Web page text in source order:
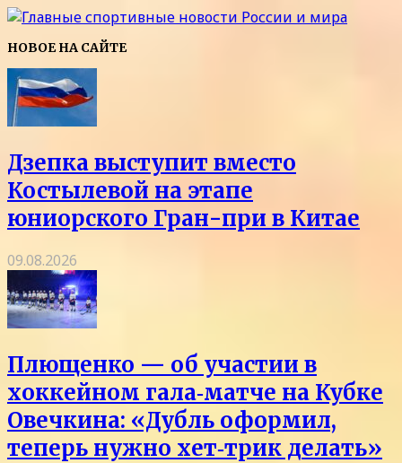
НОВОЕ НА САЙТЕ
Дзепка выступит вместо
Костылевой на этапе
юниорского Гран-при в Китае
09.08.2026
Плющенко — об участии в
хоккейном гала‑матче на Кубке
Овечкина: «Дубль оформил,
теперь нужно хет‑трик делать»